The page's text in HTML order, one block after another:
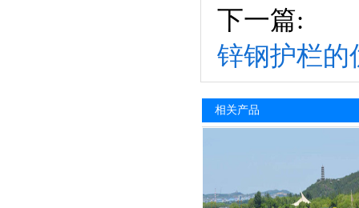
下一篇:
锌钢护栏的
相关产品